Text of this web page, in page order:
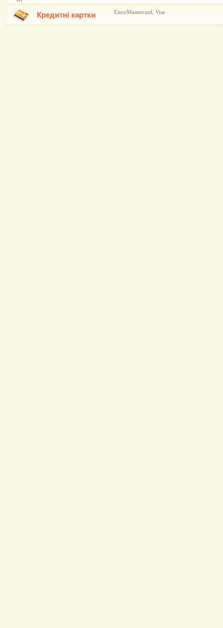
Кредитні картки Euro/Mastercard, Visa